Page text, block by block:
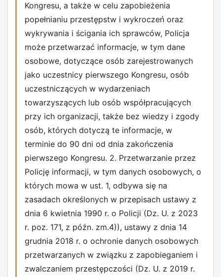
Kongresu, a także w celu zapobieżenia
popełnianiu przestępstw i wykroczeń oraz
wykrywania i ścigania ich sprawców, Policja
może przetwarzać informacje, w tym dane
osobowe, dotyczące osób zarejestrowanych
jako uczestnicy pierwszego Kongresu, osób
uczestniczących w wydarzeniach
towarzyszących lub osób współpracujących
przy ich organizacji, także bez wiedzy i zgody
osób, których dotyczą te informacje, w
terminie do 90 dni od dnia zakończenia
pierwszego Kongresu. 2. Przetwarzanie przez
Policję informacji, w tym danych osobowych, o
których mowa w ust. 1, odbywa się na
zasadach określonych w przepisach ustawy z
dnia 6 kwietnia 1990 r. o Policji (Dz. U. z 2023
r. poz. 171, z późn. zm.4)), ustawy z dnia 14
grudnia 2018 r. o ochronie danych osobowych
przetwarzanych w związku z zapobieganiem i
zwalczaniem przestępczości (Dz. U. z 2019 r.